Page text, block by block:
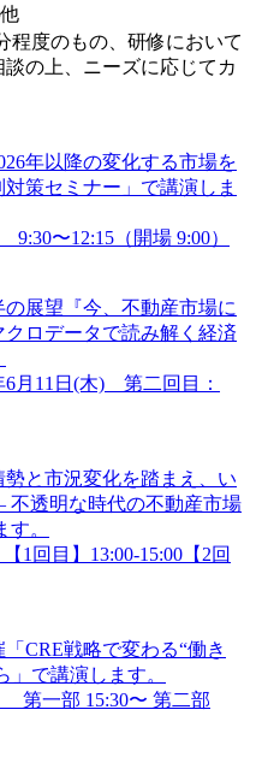
程度のもの、研修において
の上、ニーズに応じてカ
年以降の変化する市場を
策セミナー」で講演しま
〜12:15（開場 9:00）
展望『今、不動産市場に
ロデータで読み解く経済
6月11日(木) 第二回目：
と市況変化を踏まえ、い
透明な時代の不動産市場
。
1回目】13:00-15:00【2回
CRE戦略で変わる“働き
」で講演します。
第一部 15:30〜 第二部